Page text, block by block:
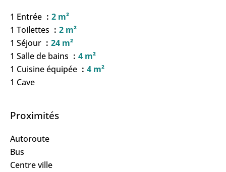
1 Entrée
2 m²
1 Toilettes
2 m²
1 Séjour
24 m²
1 Salle de bains
4 m²
1 Cuisine équipée
4 m²
1 Cave
Proximités
Autoroute
Bus
Centre ville